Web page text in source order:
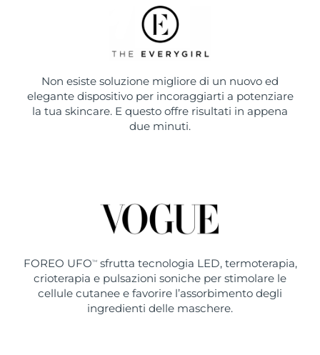
Non esiste soluzione migliore di un nuovo ed
elegante dispositivo per incoraggiarti a potenziare
la tua skincare. E questo offre risultati in appena
due minuti.
FOREO UFO TMsfrutta tecnologia LED, termoterapia,
crioterapia e pulsazioni soniche per stimolare le
cellule cutanee e favorire l’assorbimento degli
ingredienti delle maschere.